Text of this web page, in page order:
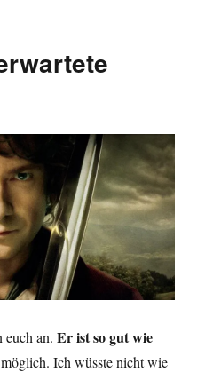
euch an.Er ist so gut wie
Ich wüsste nicht wie